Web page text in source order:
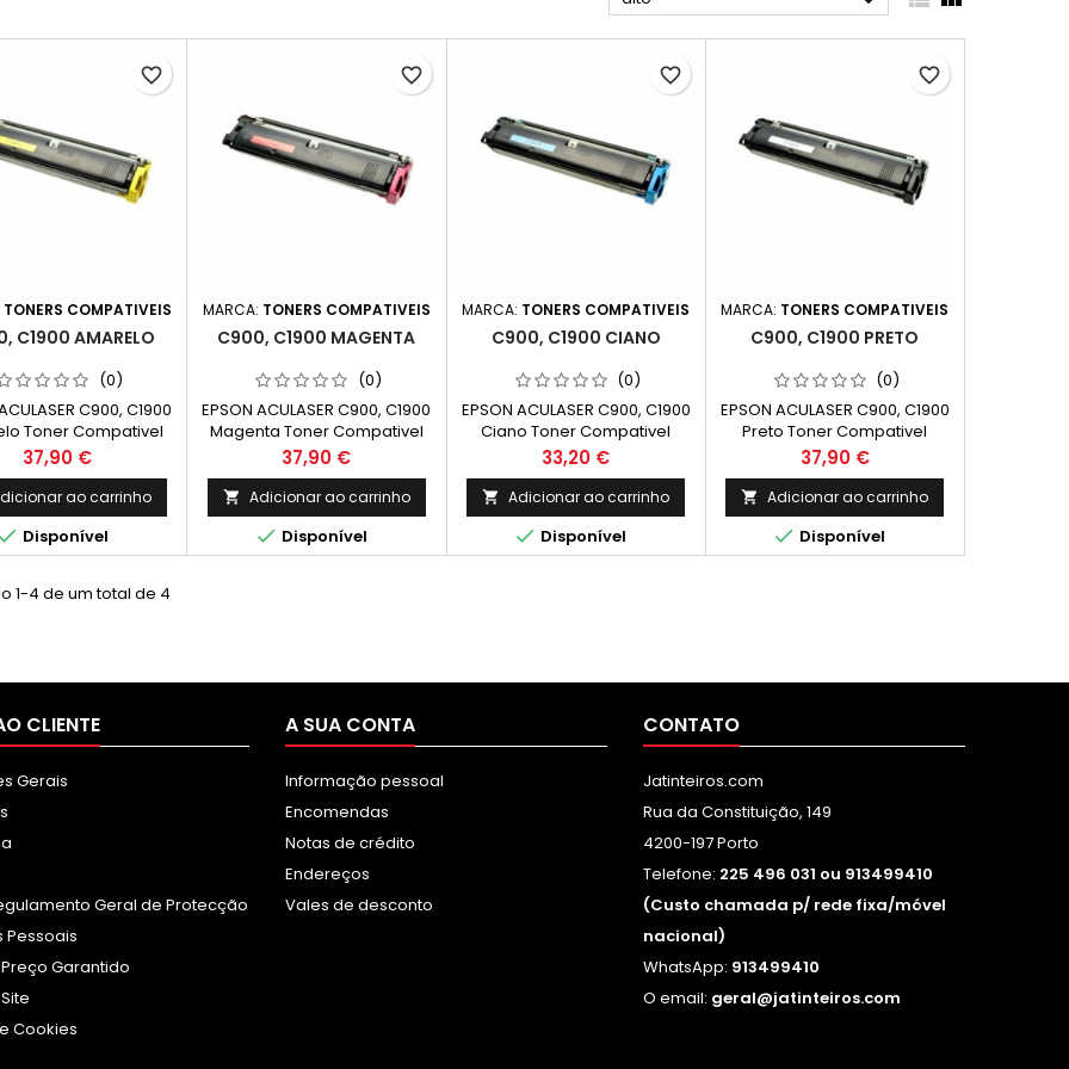
TONERS COMPATIVEIS
C1900 AMARELO
(0)
C900, C1900
Toner Compativel
Capacidade:
4.500k
Preço
37,90 €
ao carrinho
 Disponível
favorite_border
MARCA: TONERS COMPATIVEIS
C900, C1900 MAGENTA
(0)
EPSON ACULASER C900, C1900
Magenta Toner Compativel
C13S050098 Capacidade:
4.500k
Preço
37,90 €
 Adicionar ao carrinho
 Disponível
favorite_border
MARCA: TONERS COMPATIVEIS
C900, C1900 CIANO
(0)
EPSON ACULASER C900, C1900
Ciano Toner Compativel
C13S050099 Capacidade:
4.500k
Preço
33,20 €
 Adicionar ao carrinho
 Disponível
favorite_border
MARCA: TONERS COMPATIVEIS
C900, C1900 PRETO
(0)
EPSON ACULASER C900, C1900
Preto Toner Compativel
C13S050100 Capacidade:
4.500k
Preço
37,90 €
 Adicionar ao carrinho
 Disponível
favorite_border
1-4 de um total de 4
CLIENTE
Gerais
Geral de Protecção
Pessoais
Garantido
Cookies
A SUA CONTA
Informação pessoal
Encomendas
Notas de crédito
Endereços
Vales de desconto
CONTATO
Jatinteiros.com
Rua da Constituição, 149
4200-197 Porto
Telefone: 225 496 031 ou 913499410
(Custo chamada p/ rede fixa/móvel
nacional)
WhatsApp: 913499410
O email: geral@jatinteiros.com